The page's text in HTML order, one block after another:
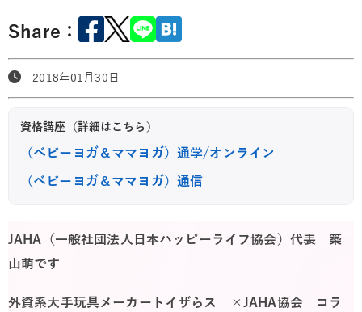
Share：
2018年01月30日
資格講座（詳細はこちら）
（ベビーヨガ＆ママヨガ）通学/オンライン
（ベビーヨガ＆ママヨガ）通信
JAHA（一般社団法人日本ハッピーライフ協会）代表 築
山萌です
外資系大手玩具メーカートイザらス
×JAHA協会 コラ